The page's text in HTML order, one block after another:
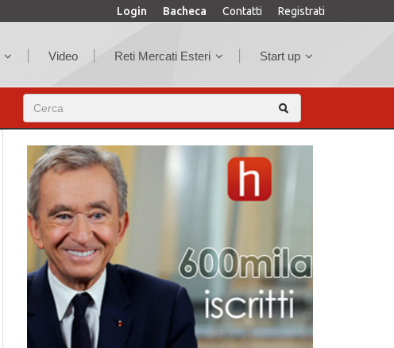
Login Bacheca Contatti Registrati
Video Reti Mercati Esteri Start up